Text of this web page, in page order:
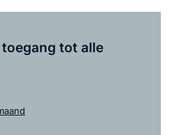
tot alle